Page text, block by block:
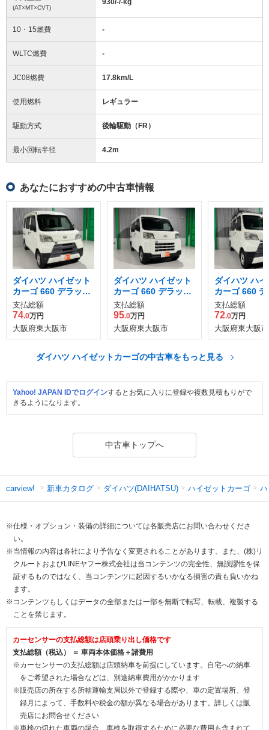
(AT×MT×CVT)
10・15燃費 -
WLTC燃費 -
JC08燃費 17.8km/L
使用燃料 レギュラー
駆動方式 後輪駆動（FR）
最小回転半径 4.2m
あなたにおすすめの中古車情報
ダイハツ ハイゼット
カーゴ 660 デラック
ス SAIII ハイルーフ
支払総額
74.0万円
大阪府東大阪市
ダイハツ ハイゼット
カーゴ 660 デラック
ス
支払総額
95.0万円
大阪府東大阪市
ダイハツ ハ
カーゴ 660
ス SAIII ハイ
支払総額
72.0万円
大阪府東大阪市
ダイハツ ハイゼットカーゴの中古車をもっと見る
Yahoo! JAPAN IDでログインするとお気に入りに登録や複数見積もりがで
きるようになります。
中古車トップへ
carview! 新車カタログ ダイハツ(DAIHATSU) ハイゼットカーゴ
※仕様・オプション・装備の詳細については各販売店にお問い合わせくださ
い。
※当情報の内容は各社により予告なく変更されることがあります。また、(株)リ
クルートおよびLINEヤフー株式会社は当コンテンツの完全性、無誤謬性を保
証するものではなく、当コンテンツに起因するいかなる損害の責も負いかね
ます。
※コンテンツもしくはデータの全部または一部を無断で転写、転載、複製する
ことを禁じます。
カーセンサーの支払総額は店頭乗り出し価格です
支払総額（税込） ＝ 車両本体価格＋諸費用
※カーセンサーの支払総額は店頭納車を前提にしています。自宅への納車
をご希望された場合などは、別途納車費用がかかります
※販売店の所在する所轄運輸支局以外で登録する際や、車の定置場所、登
録月によって、手数料や税金の額が異なる場合があります。詳しくは販
売店にお問合せください
※車検の切れた車両の場合、車検を取得するために必要な費用も含まれて